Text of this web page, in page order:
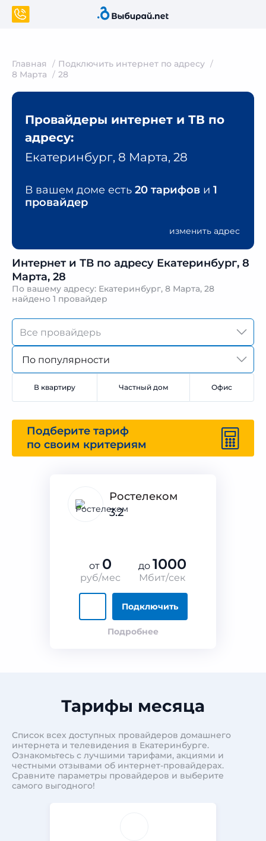
Главная
Подключить интернет по адресу
8 Марта
28
изменить адрес
Провайдеры интернет и ТВ по
адресу:
Екатеринбург, 8 Марта, 28
В вашем доме есть 20 тарифов и 1
провайдер
Интернет и ТВ по адресу Екатеринбург, 8
Марта, 28
По вашему адресу: Екатеринбург, 8 Марта, 28
найдено 1 провайдер
По популярности
В квартиру Частный дом Офис
Подберите тариф
по своим критериям
Ростелеком
3.2
от 0
руб/мес
до 1000
Мбит/сек
Подключить
Подробнее
Тарифы месяца
Список всех доступных провайдеров домашнего
интернета и телевидения в Екатеринбурге.
Ознакомьтесь с лучшими тарифами, акциями и
честными отзывами об интернет-провайдерах.
Сравните параметры провайдеров и выберите
самого выгодного!